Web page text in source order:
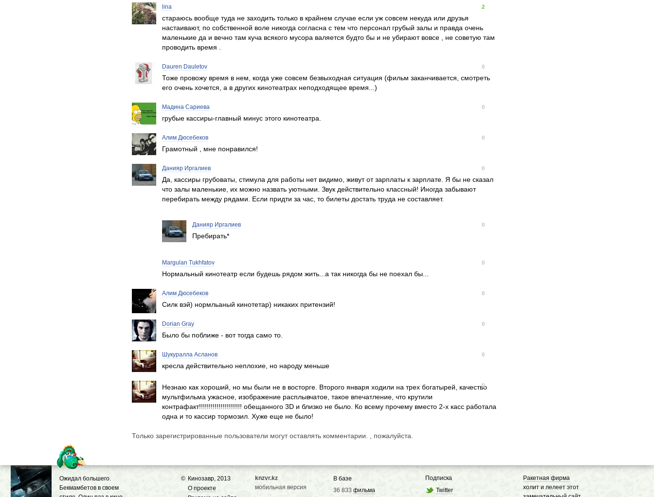
lina 2
стараюсь вообще туда не заходить только в крайнем случае если уж совсем некуда или друзья
настаивают, по собственной воле никогда согласна с тем что персонал грубый залы и правда очень
маленькие да и вечно там куча всякого мусора валяется будто бы и не убирают вовсе , не советую там
проводить время .
Dauren Dauletov 0
Тоже провожу время в нем, когда уже совсем безвыходная ситуация (фильм заканчивается, смотреть
его очень хочется, а в других кинотеатрах неподходящее время...)
Мадина Сариева 0
грубые кассиры-главный минус этого кинотеатра.
Алим Дюсебеков 0
Грамотный , мне понравился!
Данияр Иргалиев 0
Да, кассиры грубоваты, стимула для работы нет видимо, живут от зарплаты к зарплате. Я бы не сказал
что залы маленькие, их можно назвать уютными. Звук действительно классный! Иногда забывают
перебирать между рядами. Если придти за час, то билеты достать труда не составляет.
Данияр Иргалиев 0
Пребирать*
Margulan Tukhfatov 0
Нормальный кинотеатр если будешь рядом жить...а так никогда бы не поехал бы...
Алим Дюсебеков 0
Силк вэй) нормльаный кинотетар) никаких притензий!
Dorian Gray 0
Было бы поближе - вот тогда само то.
Шукуралла Асланов 0
кресла действительно неплохие, но народу меньше
0
Незнаю как хороший, но мы были не в восторге. Второго января ходили на трех богатырей, качество
мультфильма ужасное, изображение расплывчатое, такое впечатление, что крутили
контрафакт!!!!!!!!!!!!!!!!!!!!!! обещанного 3D и близко не было. Ко всему прочему вместо 2-х касс работала
одна и то кассир тормозил. Хуже еще не было!
Только зарегистрированные пользователи могут оставлять комментарии. , пожалуйста.
© Кинозавр, 2013
О проекте
Ожидал большего.
Бекмамбетов в своем
knzvr.kz
мобильная версия
В базе
36 833фильма
Подписка
Twitter
Ракетная фирма
холит и лелеет этот